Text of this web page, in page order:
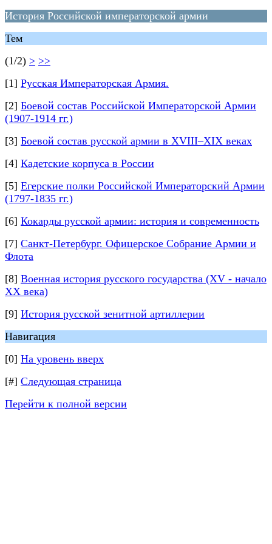
История Российской императорской армии
Тем
(1/2) > >>
[1] Русская Императорская Армия.
[2] Боевой состав Российской Императорской Армии
(1907-1914 гг.)
[3] Боевой состав русской армии в XVIII–XIX веках
[4] Кадетские корпуса в России
[5] Егерские полки Российской Императорский Армии
(1797-1835 гг.)
[6] Кокарды русской армии: история и современность
[7] Санкт-Петербург. Офицерское Собрание Армии и
Флота
[8] Военная история русского государства (XV - начало
XX века)
[9] История русской зенитной артиллерии
Навигация
[0] На уровень вверх
[#] Следующая страница
Перейти к полной версии